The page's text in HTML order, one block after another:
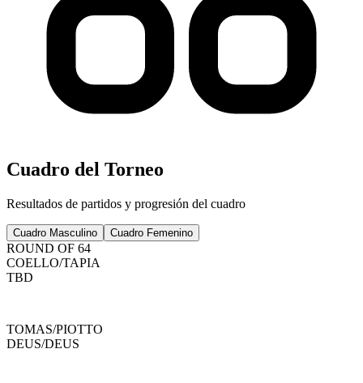
Cuadro del Torneo
Resultados de partidos y progresión del cuadro
Cuadro Masculino Cuadro Femenino
ROUND OF 64
COELLO/TAPIA
TBD
TOMAS/PIOTTO
DEUS/DEUS